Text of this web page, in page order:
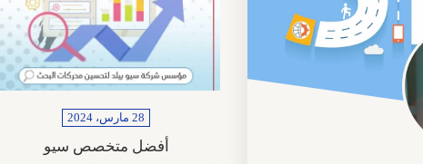
28 مارس، 2024
أفضل متخصص سيو